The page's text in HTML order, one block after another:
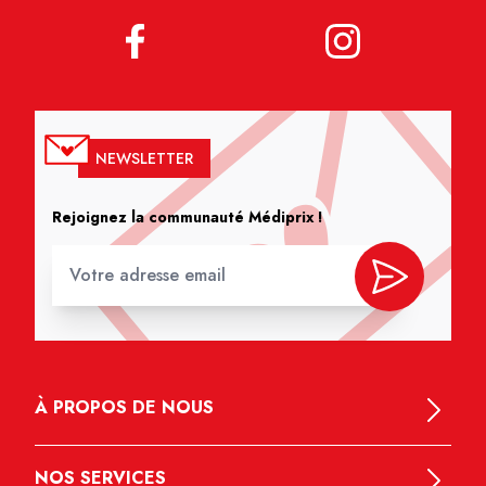
NEWSLETTER
Rejoignez la communauté Médiprix !
À PROPOS DE NOUS
NOS SERVICES